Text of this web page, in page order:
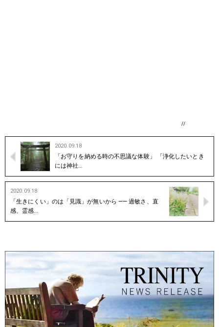
//
2020.09.18
「お守りを納める時の不思議な体験」 「浄化したいとき
には神社…
2020.09.18
「生きにくい」のは「見識」が無いから —— 過敏さ、直
感、霊感…